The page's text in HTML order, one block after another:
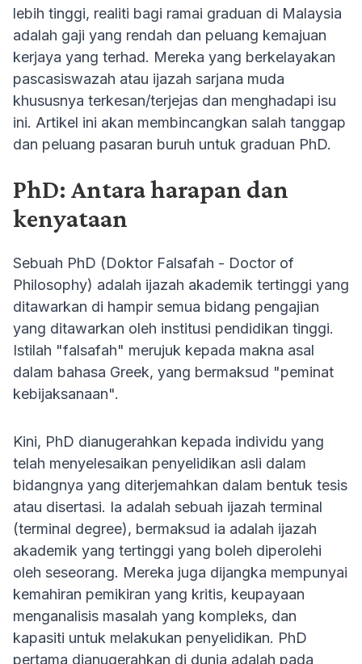
lebih tinggi, realiti bagi ramai graduan di Malaysia
adalah gaji yang rendah dan peluang kemajuan
kerjaya yang terhad. Mereka yang berkelayakan
pascasiswazah atau ijazah sarjana muda
khususnya terkesan/terjejas dan menghadapi isu
ini. Artikel ini akan membincangkan salah tanggap
dan peluang pasaran buruh untuk graduan PhD.
PhD: Antara harapan dan
kenyataan
Sebuah PhD (Doktor Falsafah - Doctor of
Philosophy) adalah ijazah akademik tertinggi yang
ditawarkan di hampir semua bidang pengajian
yang ditawarkan oleh institusi pendidikan tinggi.
Istilah "falsafah" merujuk kepada makna asal
dalam bahasa Greek, yang bermaksud "peminat
kebijaksanaan".
Kini, PhD dianugerahkan kepada individu yang
telah menyelesaikan penyelidikan asli dalam
bidangnya yang diterjemahkan dalam bentuk tesis
atau disertasi. Ia adalah sebuah ijazah terminal
(terminal degree), bermaksud ia adalah ijazah
akademik yang tertinggi yang boleh diperolehi
oleh seseorang. Mereka juga dijangka mempunyai
kemahiran pemikiran yang kritis, keupayaan
menganalisis masalah yang kompleks, dan
kapasiti untuk melakukan penyelidikan. PhD
pertama dianugerahkan di dunia adalah pada